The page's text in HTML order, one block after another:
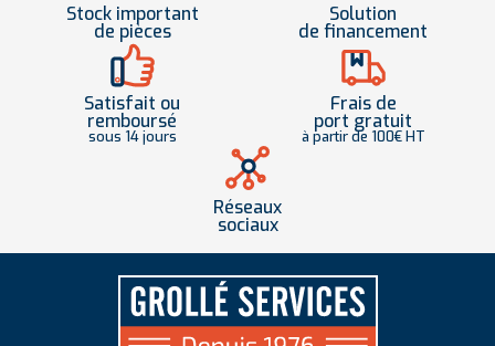
Stock important
de pièces
Solution
de financement
Satisfait ou
remboursé
sous 14 jours
Frais de
port gratuit
à partir de 100€ HT
Réseaux
sociaux